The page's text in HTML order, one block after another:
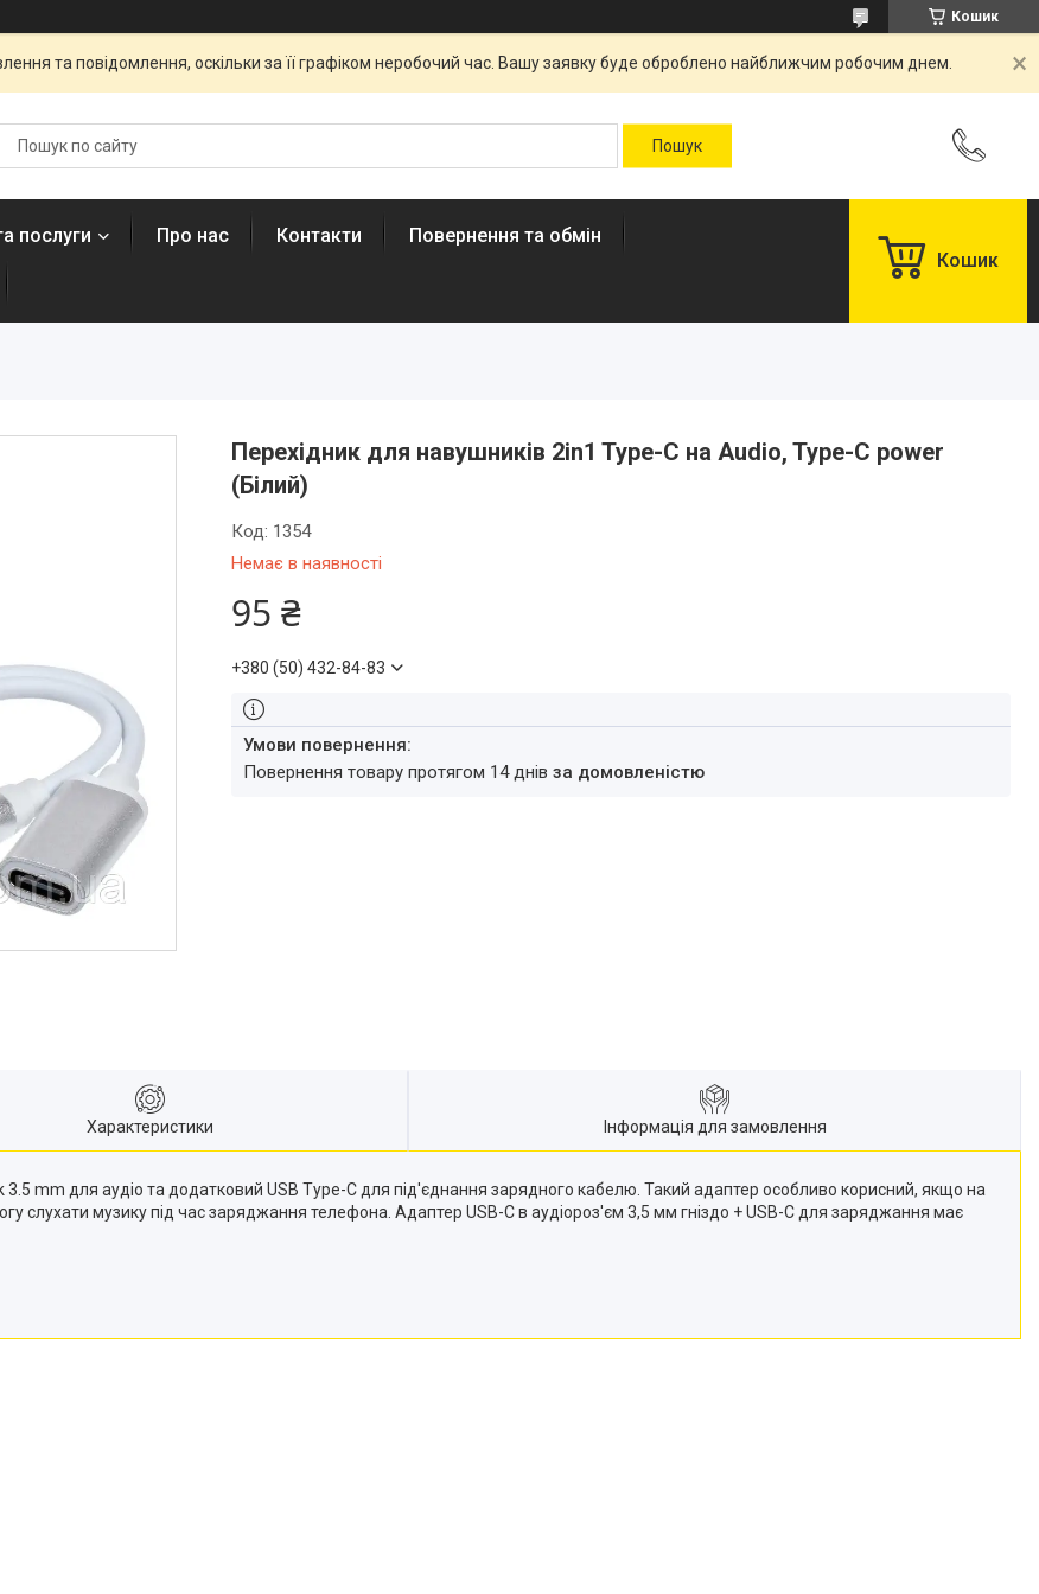
Кошик
та повідомлення, оскільки за її графіком неробочий час. Вашу заявку буде оброблено найближчим робочим днем.
послуги Про нас Контакти Повернення та обмін
Кошик
Перехідник для навушників 2in1 Type-C на Audio, Type-C power
(Білий)
Немає в наявності
Код: 1354
95 ₴
+380 (50) 432-84-83
повернення товару протягом 14 днів за домовленістю
Характеристики Інформація для замовлення
3.5 mm для аудіо та додатковий USB Type-C для під'єднання зарядного кабелю. Такий адаптер особливо корисний, якщо на
слухати музику під час заряджання телефона. Адаптер USB-C в аудіороз'єм 3,5 мм гніздо + USB-C для заряджання має